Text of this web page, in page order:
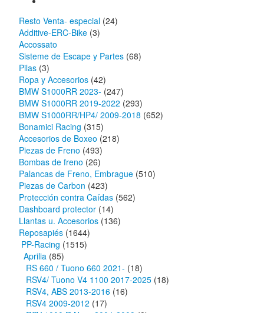
Resto Venta- especial (24)
Additive-ERC-Bike (3)
Accossato
Sisteme de Escape y Partes (68)
Pilas (3)
Ropa y Accesorios (42)
BMW S1000RR 2023- (247)
BMW S1000RR 2019-2022 (293)
BMW S1000RR/HP4/ 2009-2018 (652)
Bonamici Racing (315)
Accesorios de Boxeo (218)
Piezas de Freno (493)
Bombas de freno (26)
Palancas de Freno, Embrague (510)
Piezas de Carbon (423)
Protección contra Caídas (562)
Dashboard protector (14)
Llantas u. Accesorios (136)
Reposapiés (1644)
PP-Racing (1515)
Aprilia (85)
RS 660 / Tuono 660 2021- (18)
RSV4/ Tuono V4 1100 2017-2025 (18)
RSV4, ABS 2013-2016 (16)
RSV4 2009-2012 (17)